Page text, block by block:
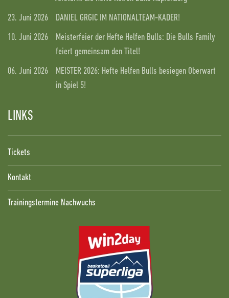
23. Juni 2026
DANIEL GRGIC IM NATIONALTEAM-KADER!
10. Juni 2026
Meisterfeier der Hefte Helfen Bulls: Die Bulls Family
feiert gemeinsam den Titel!
06. Juni 2026
MEISTER 2026: Hefte Helfen Bulls besiegen Oberwart
in Spiel 5!
LINKS
Tickets
Kontakt
Trainingstermine Nachwuchs